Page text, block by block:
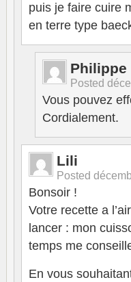
puis je faire cuire
en terre type
Philippe
Posted
Vous pouvez
Cordialement.
Lili
Posted
Bonsoir !
Votre recette a
lancer : mon
temps me
En vous